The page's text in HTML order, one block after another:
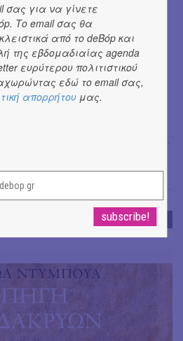
Τριβιζάς
Εικονογράφηση: Stephen
West
Εκδόσεις Ελληνικά
Γράμματα
σας για να γίνετε
Το email σας θα
από το deBόp και
της εβδομαδιαίας agenda
ευρύτερου πολιτιστικού
εδώ το email σας,
απορρήτου μας.